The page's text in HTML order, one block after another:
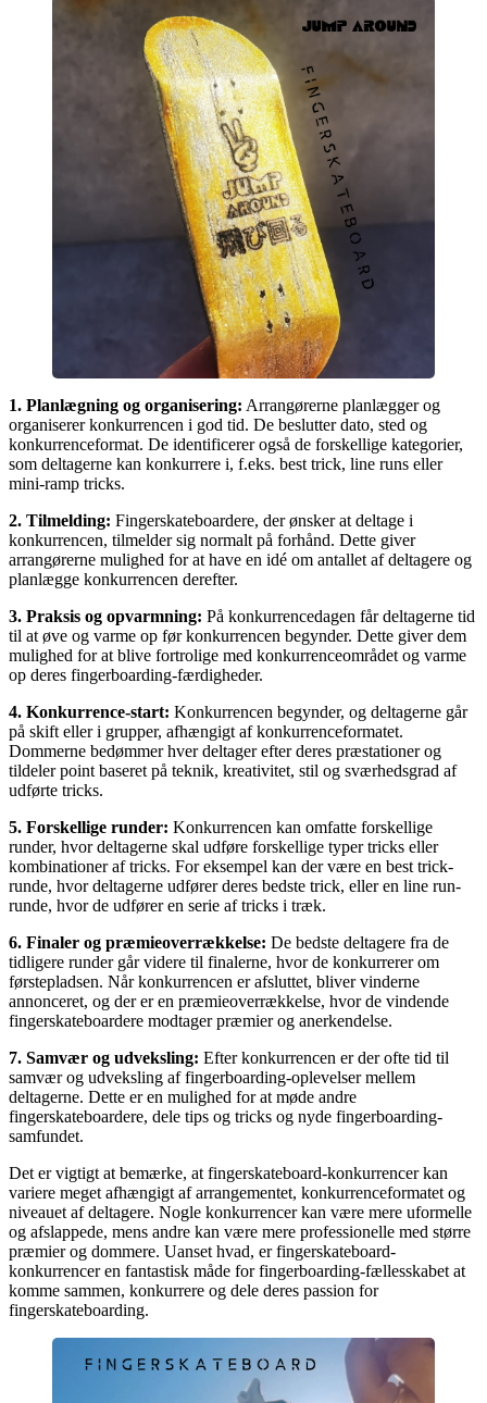
1. Planlægning og organisering: Arrangørerne planlægger og
organiserer konkurrencen i god tid. De beslutter dato, sted og
konkurrenceformat. De identificerer også de forskellige kategorier,
som deltagerne kan konkurrere i, f.eks. best trick, line runs eller
mini-ramp tricks.
2. Tilmelding: Fingerskateboardere, der ønsker at deltage i
konkurrencen, tilmelder sig normalt på forhånd. Dette giver
arrangørerne mulighed for at have en idé om antallet af deltagere og
planlægge konkurrencen derefter.
3. Praksis og opvarmning: På konkurrencedagen får deltagerne tid
til at øve og varme op før konkurrencen begynder. Dette giver dem
mulighed for at blive fortrolige med konkurrenceområdet og varme
op deres fingerboarding-færdigheder.
4. Konkurrence-start: Konkurrencen begynder, og deltagerne går
på skift eller i grupper, afhængigt af konkurrenceformatet.
Dommerne bedømmer hver deltager efter deres præstationer og
tildeler point baseret på teknik, kreativitet, stil og sværhedsgrad af
udførte tricks.
5. Forskellige runder: Konkurrencen kan omfatte forskellige
runder, hvor deltagerne skal udføre forskellige typer tricks eller
kombinationer af tricks. For eksempel kan der være en best trick-
runde, hvor deltagerne udfører deres bedste trick, eller en line run-
runde, hvor de udfører en serie af tricks i træk.
6. Finaler og præmieoverrækkelse: De bedste deltagere fra de
tidligere runder går videre til finalerne, hvor de konkurrerer om
førstepladsen. Når konkurrencen er afsluttet, bliver vinderne
annonceret, og der er en præmieoverrækkelse, hvor de vindende
fingerskateboardere modtager præmier og anerkendelse.
7. Samvær og udveksling: Efter konkurrencen er der ofte tid til
samvær og udveksling af fingerboarding-oplevelser mellem
deltagerne. Dette er en mulighed for at møde andre
fingerskateboardere, dele tips og tricks og nyde fingerboarding-
samfundet.
Det er vigtigt at bemærke, at fingerskateboard-konkurrencer kan
variere meget afhængigt af arrangementet, konkurrenceformatet og
niveauet af deltagere. Nogle konkurrencer kan være mere uformelle
og afslappede, mens andre kan være mere professionelle med større
præmier og dommere. Uanset hvad, er fingerskateboard-
konkurrencer en fantastisk måde for fingerboarding-fællesskabet at
komme sammen, konkurrere og dele deres passion for
fingerskateboarding.